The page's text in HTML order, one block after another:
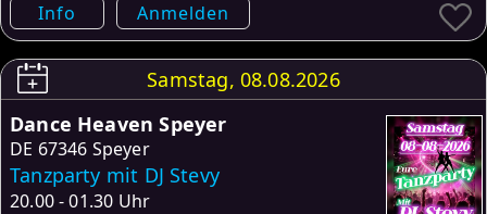
Info Anmelden
Samstag, 08.08.2026
Dance Heaven Speyer
DE 67346 Speyer
Tanzparty mit DJ Stevy
20.00 - 01.30 Uhr